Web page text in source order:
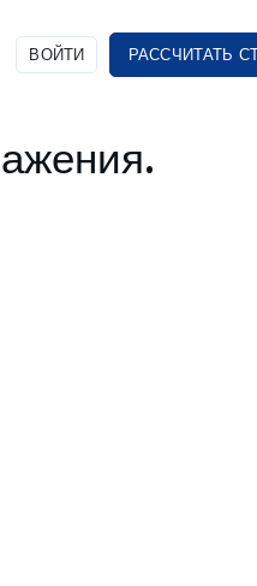
ВОЙТИ РАССЧИТАТЬ